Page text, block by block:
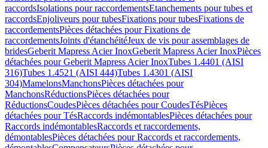
raccordsIsolations pour raccordementsEtanchements pour tubes et
raccordsEnjoliveurs pour tubesFixations pour tubesFixations de
raccordementsPièces détachées pour Fixations de
raccordementsJoints d'étanchéitéJeux de vis pour assemblages de
bridesGeberit Mapress Acier InoxGeberit Mapress Acier InoxPièces
détachées pour Geberit Mapress Acier InoxTubes 1.4401 (AISI
316)Tubes 1.4521 (AISI 444)Tubes 1.4301 (AISI
304)MamelonsManchonsPièces détachées pour
ManchonsRéductionsPièces détachées pour
RéductionsCoudesPièces détachées pour CoudesTésPièces
détachées pour TésRaccords indémontablesPièces détachées pour
Raccords indémontablesRaccords et raccordements,
démontablesPièces détachées pour Raccords et raccordements,